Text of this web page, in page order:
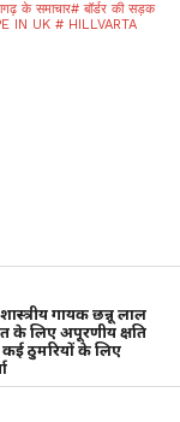
के समाचार# बॉर्डर की सड़क
IN UK # HILLVARTA
गायक छन्नू लाल
के लिए अपूरणीय क्षति
कई ठुमरियों के लिए